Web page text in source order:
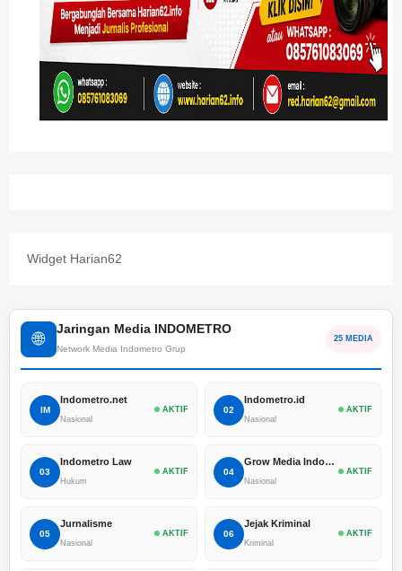
Widget Harian62
🌐
Jaringan Media INDOMETRO
Network Media Indometro Grup
25 MEDIA
IM
Indometro.net
Nasional
AKTIF 02
Indometro.id
Nasional
AKTIF
03
Indometro Law
Hukum
AKTIF 04
Grow Media Indonesia
Nasional
AKTIF
05
Jurnalisme
Nasional
AKTIF 06
Jejak Kriminal
Kriminal
AKTIF